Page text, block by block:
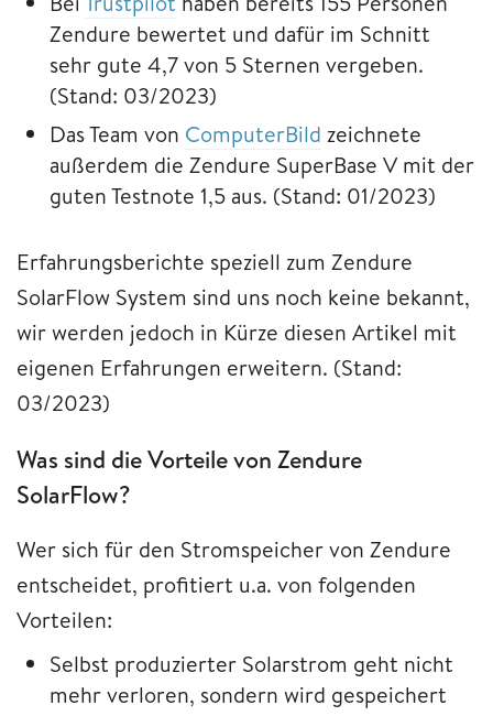
Zendure bewertet und dafür im Schnitt
sehr gute 4,7 von 5 Sternen vergeben.
(Stand: 03/2023)
Das Team von ComputerBild zeichnete
außerdem die Zendure SuperBase V mit der
guten Testnote 1,5 aus. (Stand: 01/2023)
Erfahrungsberichte speziell zum Zendure
SolarFlow System sind uns noch keine bekannt,
wir werden jedoch in Kürze diesen Artikel mit
eigenen Erfahrungen erweitern. (Stand:
03/2023)
Was sind die Vorteile von Zendure
SolarFlow?
Wer sich für den Stromspeicher von Zendure
entscheidet, profitiert u.a. von folgenden
Vorteilen:
Selbst produzierter Solarstrom geht nicht
mehr verloren, sondern wird gespeichert